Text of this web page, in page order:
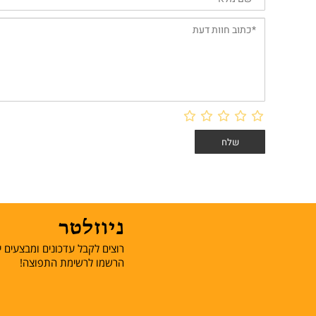
ניוזלטר
רוצים לקבל עדכונים ומבצעים
הרשמו לרשימת התפוצה!